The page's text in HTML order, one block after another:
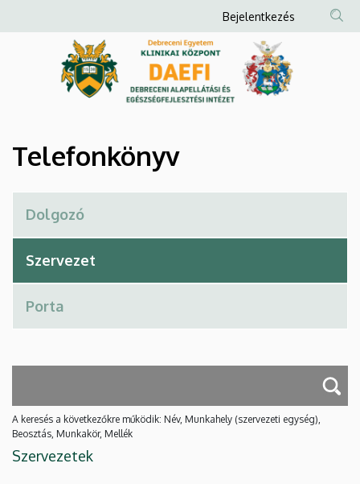
Debreceni
és
Egészségfejlesztési
Intézet
a
Anonim
Felhasználói
fiók
menüje
Bejelentkezés
Telefonkönyv
A keresés a következőkre működik: Név, Munkahely (szervezeti egység),
Beosztás, Munkakör, Mellék
Szervezetek